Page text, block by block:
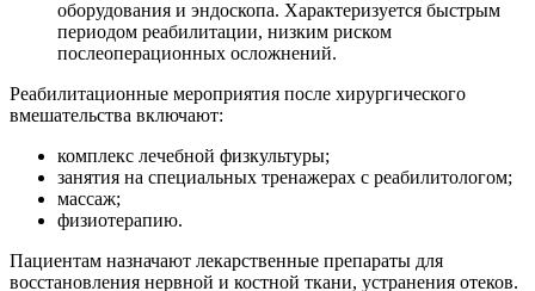
оборудования и эндоскопа. Характеризуется быстрым
периодом реабилитации, низким риском
послеоперационных осложнений.
Реабилитационные мероприятия после хирургического
вмешательства включают:
комплекс лечебной физкультуры;
занятия на специальных тренажерах с реабилитологом;
массаж;
физиотерапию.
Пациентам назначают лекарственные препараты для
восстановления нервной и костной ткани, устранения отеков.